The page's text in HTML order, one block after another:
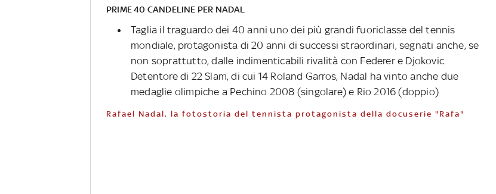
PRIME 40 CANDELINE PER NADAL
Taglia il traguardo dei 40 anni uno dei più grandi fuoriclasse del tennis
mondiale, protagonista di 20 anni di successi straordinari, segnati anche, se
non soprattutto, dalle indimenticabili rivalità con Federer e Djokovic.
Detentore di 22 Slam, di cui 14 Roland Garros, Nadal ha vinto anche due
medaglie olimpiche a Pechino 2008 (singolare) e Rio 2016 (doppio)
Rafael Nadal, la fotostoria del tennista protagonista della docuserie "Rafa"